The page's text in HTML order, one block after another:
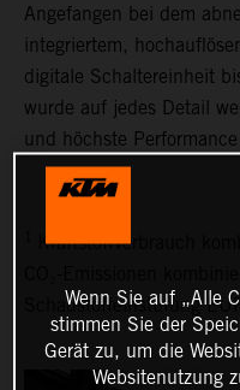
Angefangen bei dem
integriertem,
digitale Schaltereinheit
wurde auf jedes Detail
und höchste
Kraftstoffverbrauch
Schadstoffeinstufung
Wenn Sie auf „Alle
stimmen Sie der
Gerät zu, um die
Websitenutzung